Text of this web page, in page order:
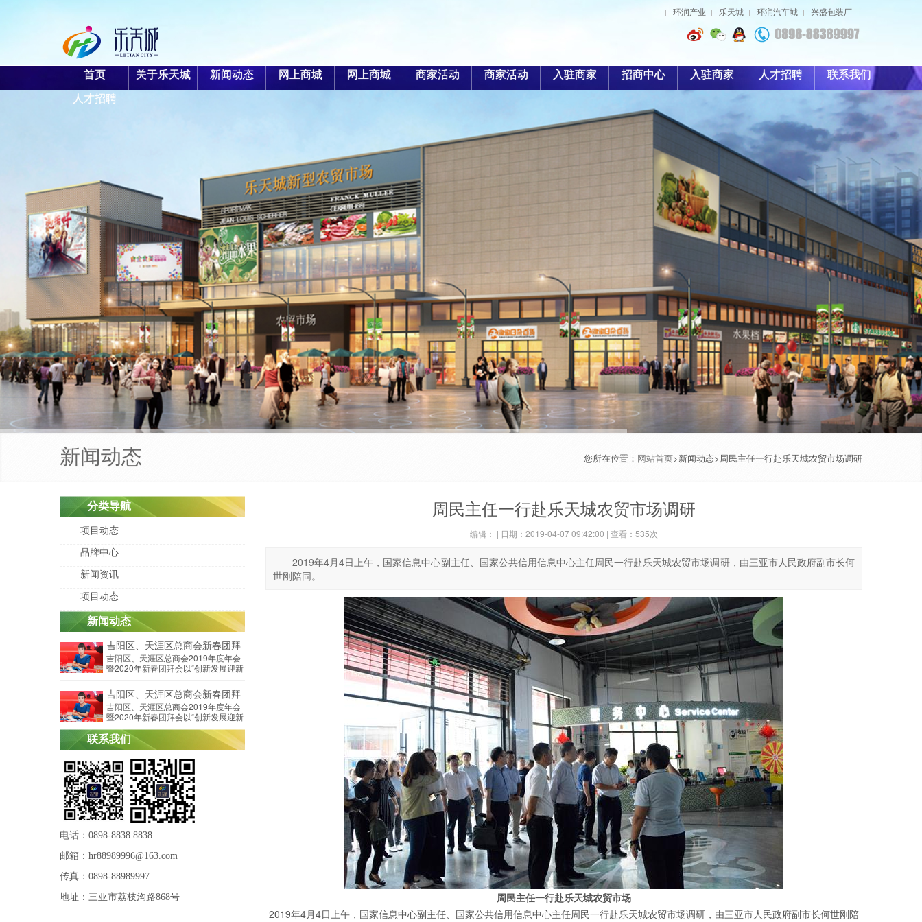
环润产业 乐天城 环润汽车城 兴盛包装厂
首页 关于乐天城
员工风采
新闻动态 网上商城 网上商城 商家活动 商家活动
活动
入驻商家 招商中心
入驻流程
租赁条例
入驻流程
资料下载
项目优势
招商业态
入驻商家 人才招聘
虚位以待
培训发展
薪酬福利
联系我们
人才招聘
新闻动态 您所在位置： 网站首页>新闻动态>周民主任一行赴乐天城农贸市场调研
分类导航
项目动态
品牌中心
新闻资讯
项目动态
新闻动态
吉阳区、天涯区总商会新春团拜
会
吉阳区、天涯区总商会2019年度年会
暨2020年新春团拜会以“创新发展迎新
鸿洲国际游艇酒店宴会厅隆重举行。
吉阳区、天涯区总商会新春团拜
会
吉阳区、天涯区总商会2019年度年会
暨2020年新春团拜会以“创新发展迎新
意，不忘初心共远航为主题”在三亚市
鸿洲国际游艇酒店宴会厅隆重举行。
联系我们
电话： 0898-8838 8838
邮箱： hr88989996@163.com
传真： 0898-88989997
地址： 三亚市荔枝沟路868号
周民主任一行赴乐天城农贸市场调研
编辑： | 日期： 2019-04-07 09:42:00 | 查看： 535次
2019年4月4日上午，国家信息中心副主任、国家公共信用信息中心主任周民一行赴乐天城农贸市场调研，由三亚市人民政府副市长何
世刚陪同。
周民主任一行赴乐天城农贸市场
2019年4月4日上午，国家信息中心副主任、国家公共信用信息中心主任周民一行赴乐天城农贸市场调研，由三亚市人民政府副市长何世刚陪